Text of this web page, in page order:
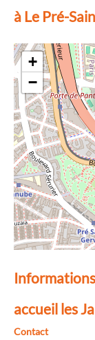
à Le Pré-
+
−
accueil les
Contact